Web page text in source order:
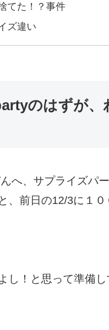
てた！？事件
ズ違い
のはずが、
へ、サプライズパー
、前日の12/3に１
し！と思って準備